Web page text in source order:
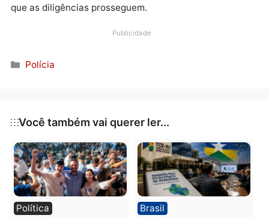
da probidade na gestão pública, ressaltando que
a análise do material apreendido.
A população de Ariquemes acompanha o caso com
novos desdobramentos nos próximos dias, à medida
que as diligências prosseguem.
Publicidade
Categorias
Polícia